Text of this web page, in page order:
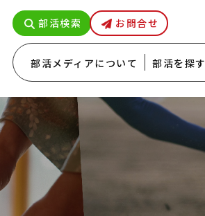
部活検索 お問合せ
部活メディアについて 部活を探す